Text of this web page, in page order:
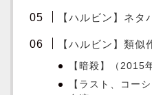
【ハルビン】ネタ
【ハルビン】類似
【暗殺】（2015
【ラスト、コー